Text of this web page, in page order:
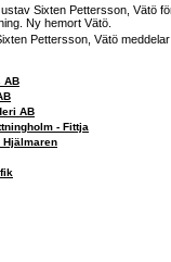
Sixten Pettersson, Vätö
Ny hemort Vätö.
Pettersson, Vätö
AB
AB
- Fittja
Hjälmaren